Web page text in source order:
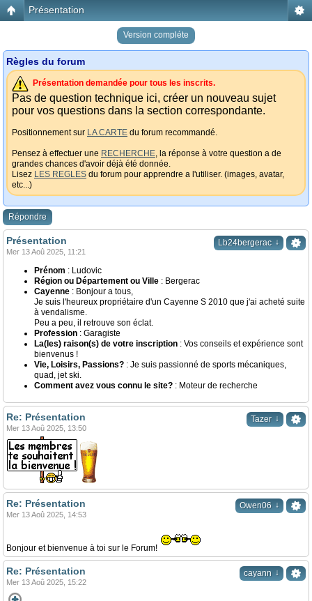
Présentation
Version compléte
Règles du forum
Présentation demandée pour tous les inscrits.
Pas de question technique ici, créer un nouveau sujet
pour vos questions dans la section correspondante.
Positionnement sur LA CARTE du forum recommandé.
Pensez à effectuer une RECHERCHE, la réponse à votre question a de
grandes chances d'avoir déjà été donnée.
Lisez LES REGLES du forum pour apprendre a l'utiliser. (images, avatar,
etc...)
Répondre
Lb24bergerac ↓
Présentation
Mer 13 Aoû 2025, 11:21
Prénom : Ludovic
Région ou Département ou Ville : Bergerac
Cayenne : Bonjour a tous,
Je suis l'heureux propriétaire d'un Cayenne S 2010 que j'ai acheté suite
à vendalisme.
Peu a peu, il retrouve son éclat.
Profession : Garagiste
La(les) raison(s) de votre inscription : Vos conseils et expérience sont
bienvenus !
Vie, Loisirs, Passions? : Je suis passionné de sports mécaniques,
quad, jet ski.
Comment avez vous connu le site? : Moteur de recherche
Tazer ↓
Re: Présentation
Mer 13 Aoû 2025, 13:50
Owen06 ↓
Re: Présentation
Mer 13 Aoû 2025, 14:53
Bonjour et bienvenue à toi sur le Forum!
cayann ↓
Re: Présentation
Mer 13 Aoû 2025, 15:22